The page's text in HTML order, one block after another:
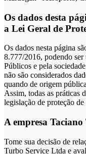
Os dados desta
a Lei Geral de
Os dados nesta página
8.777/2016, podendo
Públicos e pela
não são considerados
quando de origem
Assim, todas as práticas
legislação de proteção
A empresa
Tome sua decisão de
Turbo Service Ltda e